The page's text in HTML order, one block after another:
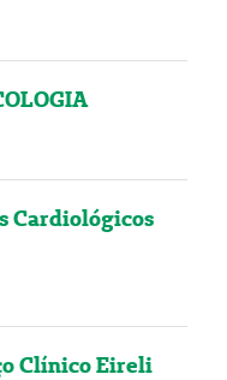
Cardiológicos
Clínico Eireli